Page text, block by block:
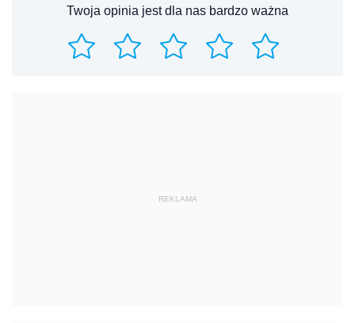
Twoja opinia jest dla nas bardzo ważna
REKLAMA